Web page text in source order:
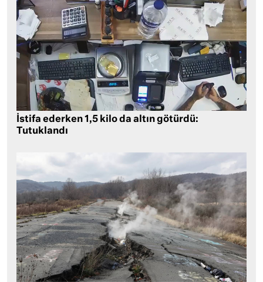
İstifa ederken 1,5 kilo da altın götürdü:
Tutuklandı